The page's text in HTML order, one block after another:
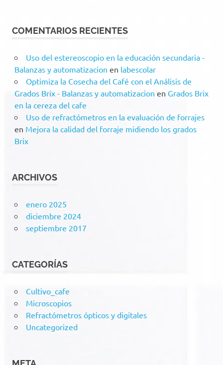
COMENTARIOS RECIENTES
Uso del estereoscopio en la educación secundaria -
Balanzas y automatizacion en labescolar
Optimiza la Cosecha del Café con el Análisis de
Grados Brix - Balanzas y automatizacion en Grados Brix
en la cereza del cafe
Uso de refractómetros en la evaluación de forrajes
en Mejora la calidad del forraje midiendo los grados
Brix
ARCHIVOS
enero 2025
diciembre 2024
septiembre 2017
CATEGORÍAS
Cultivo_cafe
Microscopios
Refractómetros ópticos y digitales
Uncategorized